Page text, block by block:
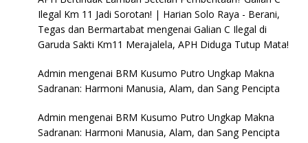
Ilegal Km 11 Jadi Sorotan! | Harian Solo Raya - Berani,
Tegas dan Bermartabat mengenai Galian C Ilegal di
Garuda Sakti Km11 Merajalela, APH Diduga Tutup Mata!
Admin mengenai BRM Kusumo Putro Ungkap Makna
Sadranan: Harmoni Manusia, Alam, dan Sang Pencipta
Admin mengenai BRM Kusumo Putro Ungkap Makna
Sadranan: Harmoni Manusia, Alam, dan Sang Pencipta